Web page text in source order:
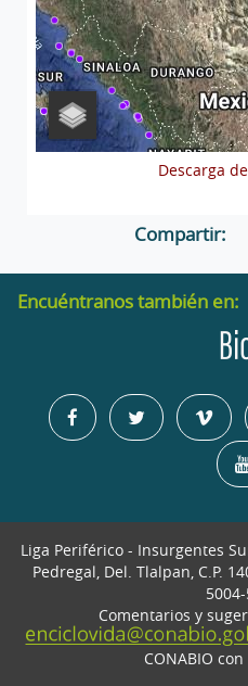
Descarga
Compartir:
Encuéntranos también en:
Liga Periférico - Insurgentes
Pedregal, Del. Tlalpan, C.P.
Comentarios y
CONABIO con